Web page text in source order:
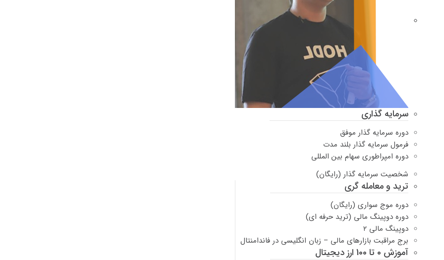
سرمایه گذاری
دوره سرمایه گذار موفق
فرمول سرمایه گذار بلند مدت
دوره امپراطوری سهام بین المللی
شخصیت سرمایه گذار (رایگان)
ترید و معامله گری
دوره موج سواری (رایگان)
دوره دوپینگ مالی (ترید حرفه ای)
دوپینگ مالی ۲
برج مراقبت بازارهای مالی – زبان انگلیسی در فاندامنتال
آموزش 0 تا 100 ارز دیجیتال